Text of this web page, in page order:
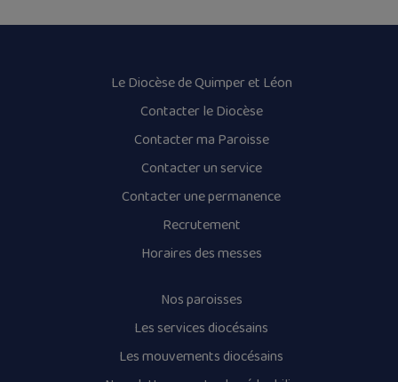
Le Diocèse de Quimper et Léon
Contacter le Diocèse
Contacter ma Paroisse
Contacter un service
Contacter une permanence
Recrutement
Horaires des messes
Nos paroisses
Les services diocésains
Les mouvements diocésains